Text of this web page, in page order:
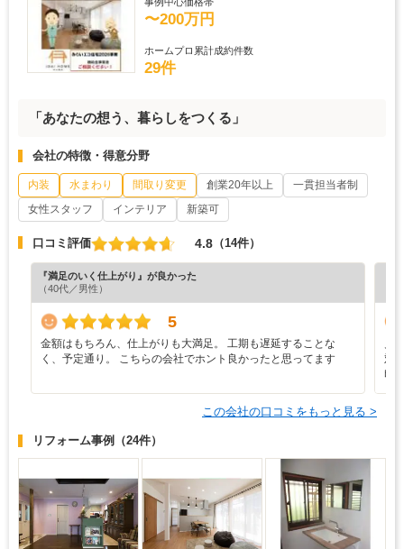
〜200万円
ホームプロ累計成約件数
29件
「あなたの想う、暮らしをつくる」
会社の特徴・得意分野
内装 水まわり 間取り変更 創業20年以上
一貫担当者制
女性スタッフ
インテリア 新築可
口コミ評価 4.8 （14件）
『満足のいく仕上がり』が良かった
（40代／男性）
5
金額はもちろん、仕上がりも大満足。 工期も遅延することな
く、予定通り。 こちらの会社でホント良かったと思ってます
対
印
この会社の口コミをもっと見る >
リフォーム事例 （24件）